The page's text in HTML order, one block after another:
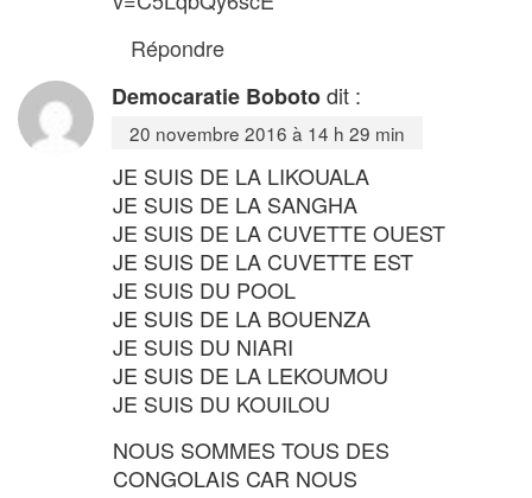
Répondre
Democaratie Bobotodit :
20 novembre 2016 à 14 h 29 min
JE SUIS DE LA LIKOUALA
JE SUIS DE LA SANGHA
JE SUIS DE LA CUVETTE OUEST
JE SUIS DE LA CUVETTE EST
JE SUIS DU POOL
JE SUIS DE LA BOUENZA
JE SUIS DU NIARI
JE SUIS DE LA LEKOUMOU
JE SUIS DU KOUILOU
NOUS SOMMES TOUS DES
CONGOLAIS CAR NOUS